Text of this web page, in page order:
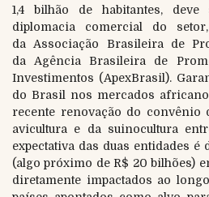
1,4 bilhão de habitantes,
diplomacia comercial do
da Associação Brasileira de
da Agência Brasileira de
Investimentos (ApexBrasil).
do Brasil nos mercados
recente renovação do convênio
avicultura e da suinocultura
expectativa das duas entidades é
(algo próximo de R$ 20 bilhões)
diretamente impactados ao